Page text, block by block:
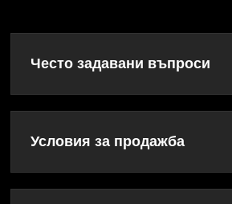
Често задавани въпроси
Условия за продажба